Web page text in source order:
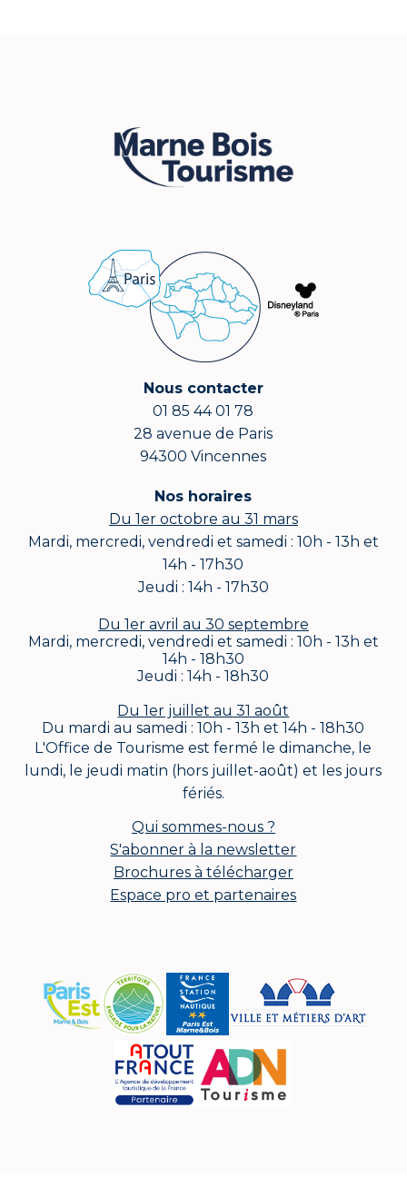
Nous contacter
01 85 44 01 78
28 avenue de Paris
94300 Vincennes
Nos horaires
Du 1er octobre au 31 mars
Mardi, mercredi, vendredi et samedi : 10h - 13h et
14h - 17h30
Jeudi : 14h - 17h30
Du 1er avril au 30 septembre
Mardi, mercredi, vendredi et samedi : 10h - 13h et
14h - 18h30
Jeudi : 14h - 18h30
Du 1er juillet au 31 août
Du mardi au samedi : 10h - 13h et 14h - 18h30
L'Office de Tourisme est fermé le dimanche, le
lundi, le jeudi matin (hors juillet-août) et les jours
fériés.
Qui sommes-nous ?
S'abonner à la newsletter
Brochures à télécharger
Espace pro et partenaires